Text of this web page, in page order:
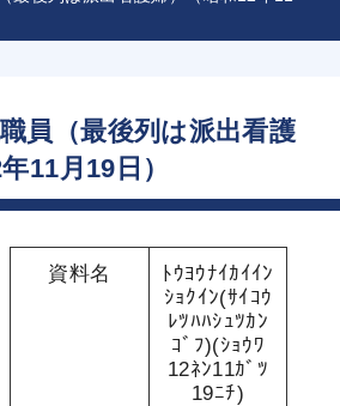
員（最後列は派出看護
11月19日）
資料名
ﾄｳﾖｳﾅｲｶｲｲﾝ
ｼｮｸｲﾝ(ｻｲｺｳ
ﾚﾂﾊﾊｼｭﾂｶﾝ
ｺﾞﾌ)(ｼｮｳﾜ
12ﾈﾝ11ｶﾞﾂ
19ﾆﾁ)